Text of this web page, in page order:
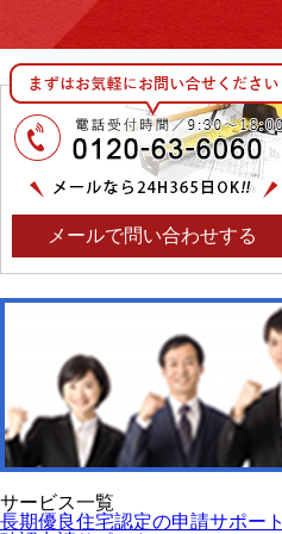
メールで問い合わせする
サービス一覧
長期優良住宅認定の申請サポート